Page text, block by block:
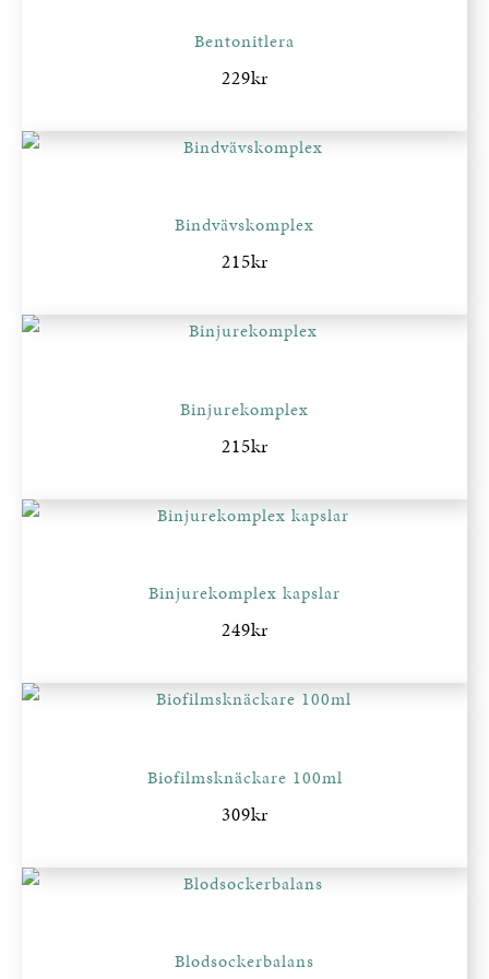
Bentonitlera
229kr
Bindvävskomplex
215kr
Binjurekomplex
215kr
Binjurekomplex kapslar
249kr
Biofilmsknäckare 100ml
309kr
Blodsockerbalans